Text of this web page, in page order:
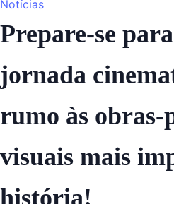
Notícias
Prepare-se
jornada
rumo às obras-
visuais mais
história!